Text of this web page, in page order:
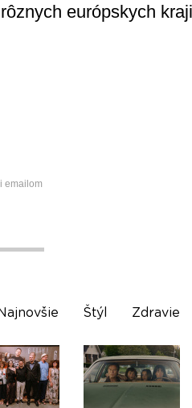
európskych
emailom
Najnovšie Štýl Zdravie